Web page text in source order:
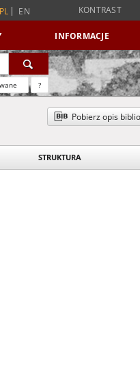
PL EN KONTRAST
INFORMACJE
?
Pobierz opis
STRUKTURA